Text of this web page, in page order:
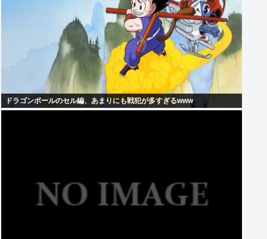
ドラゴンボールのセル編、あまりにも戦犯が多すぎるwww